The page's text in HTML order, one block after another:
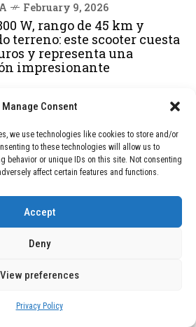
Manage Consent
we use technologies like cookies to store and/or
to these technologies will allow us to
behavior or unique IDs on this site. Not consenting
affect certain features and functions.
Accept
Deny
View preferences
Privacy Policy
February 9, 2026
W, rango de 45 km y
terreno: este scooter cuesta
y representa una
impresionante
24, 2025
Obligatorias a Partir de
Explosión en Residencia
de Pensilvania Deja al
Víctimas Fatales
December 24, 2025